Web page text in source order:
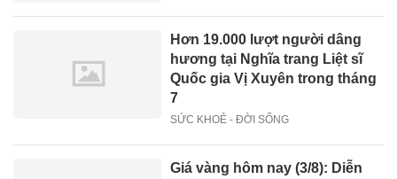
Hơn 19.000 lượt người dâng
hương tại Nghĩa trang Liệt sĩ
Quốc gia Vị Xuyên trong tháng
7
SỨC KHOẺ - ĐỜI SỐNG
Giá vàng hôm nay (3/8): Diễn